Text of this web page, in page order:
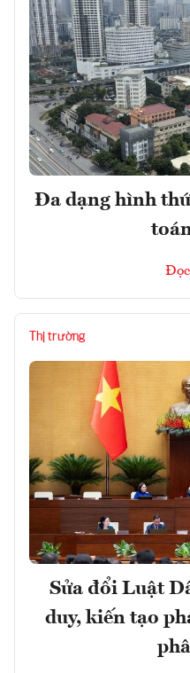
Đa dạng hình
Thị trường
Sửa đổi Luật
duy, kiến tạo